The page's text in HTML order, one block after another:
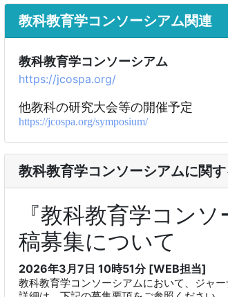
教科教育学コンソーシアム関連
教科教育学コンソーシアム
https://jcospa.org/
他教科の研究大会等の開催予定
https://jcospa.org/symposium/
教科教育学コンソーシアムに関
『教科教育学コン
稿募集について
2026年3月7日 10時51分 [WEB担当]
教科教育学コンソーシアムにおいて、ジャ